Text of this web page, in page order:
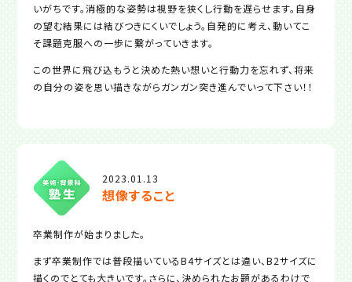
いがちです。消極的な姿勢は視野を狭くし行動を遅らせます。自身
の望む結果には結びつきにくいでしょう。自発的に考え、動いてこ
そ課題克服への一歩に繋がっていきます。
この世界に飛び込もうと決めた熱い想いと行動力を忘れず、将来
の自分の姿を思い描きながらガンガン突き進んでいって下さい！！
2023.01.13
想像すること
卒業制作が始まりました。
まず卒業制作では普段描いているB4サイズとは違い、B2サイズに
描くのでとても大きいです。さらに、決められたお題があるわけで